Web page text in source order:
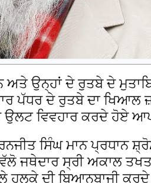
ਅਤੇ ਉਨ੍ਹਾਂ ਦੇ ਰੁਤਬੇ ਦੇ
ਪੱਧਰ ਦੇ ਰੁਤਬੇ ਦਾ ਖਿਆਲ
ਉਲਟ ਵਿਵਹਾਰ ਕਰਦੇ ਹੋਏ
ਸਿੰਘ ਮਾਨ ਪ੍ਰਧਾਨ
ਜਥੇਦਾਰ ਸ੍ਰੀ ਅਕਾਲ
ਹਲਕੇ ਦੀ ਬਿਆਨਬਾਜੀ